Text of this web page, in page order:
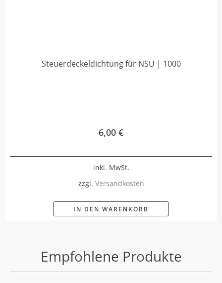
Steuerdeckeldichtung für NSU | 1000
6,00 €
inkl. MwSt.
zzgl. Versandkosten
IN DEN WARENKORB
Empfohlene Produkte